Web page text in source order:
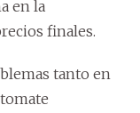
en la
finales.
tanto en